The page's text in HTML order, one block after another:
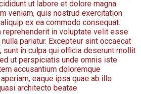
ut labore et dolore magna
veniam, quis nostrud exercitation
ex ea commodo consequat.
reprehenderit in voluptate velit esse
pariatur. Excepteur sint occaecat
sunt in culpa qui officia deserunt mollit
ut perspiciatis unde omnis iste
accusantium doloremque
eaque ipsa quae ab illo
architecto beatae